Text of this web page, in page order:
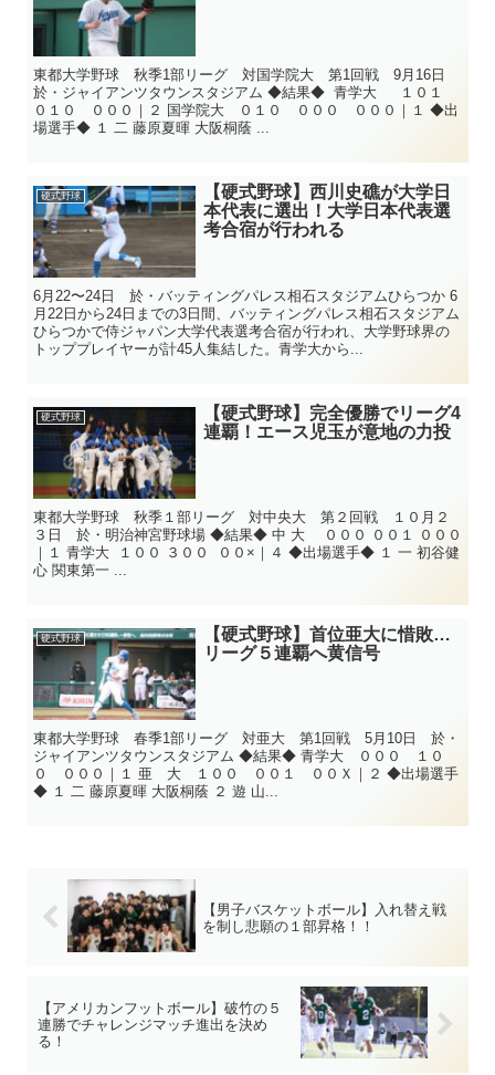
東都大学野球 秋季1部リーグ 対国学院大 第1回戦 9月16日
於・ジャイアンツタウンスタジアム ◆結果◆ 青学大 １０１
０１０ ０００｜２ 国学院大 ０１０ ０００ ０００｜１ ◆出
場選手◆ １ 二 藤原夏暉 大阪桐蔭 ...
硬式野球
【硬式野球】西川史礁が大学日
本代表に選出！大学日本代表選
考合宿が行われる
6月22〜24日 於・バッティングパレス相石スタジアムひらつか 6
月22日から24日までの3日間、バッティングパレス相石スタジアム
ひらつかで侍ジャパン大学代表選考合宿が行われ、大学野球界の
トッププレイヤーが計45人集結した。青学大から...
硬式野球
【硬式野球】完全優勝でリーグ4
連覇！エース児玉が意地の力投
東都大学野球 秋季１部リーグ 対中央大 第２回戦 １０月２
３日 於・明治神宮野球場 ◆結果◆ 中 大 ０００ ００１ ０００
｜１ 青学大 １００ ３００ ００×｜４ ◆出場選手◆ １ 一 初谷健
心 関東第一 ...
硬式野球
【硬式野球】首位亜大に惜敗…
リーグ５連覇へ黄信号
東都大学野球 春季1部リーグ 対亜大 第1回戦 5月10日 於・
ジャイアンツタウンスタジアム ◆結果◆ 青学大 ０００ １０
０ ０００｜１ 亜 大 １００ ００１ ００Ｘ｜２ ◆出場選手
◆ １ 二 藤原夏暉 大阪桐蔭 ２ 遊 山...
【男子バスケットボール】入れ替え戦
を制し悲願の１部昇格！！
【アメリカンフットボール】破竹の５
連勝でチャレンジマッチ進出を決め
る！